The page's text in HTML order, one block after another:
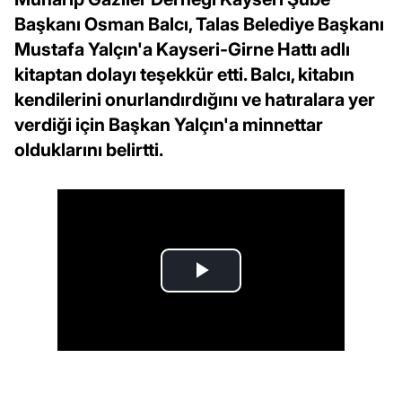
Başkanı Osman Balcı, Talas Belediye Başkanı
Mustafa Yalçın'a Kayseri-Girne Hattı adlı
kitaptan dolayı teşekkür etti. Balcı, kitabın
kendilerini onurlandırdığını ve hatıralara yer
verdiği için Başkan Yalçın'a minnettar
olduklarını belirtti.